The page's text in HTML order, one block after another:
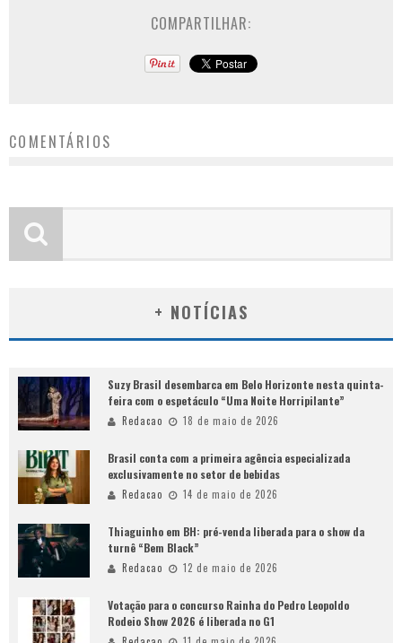
COMPARTILHAR:
COMENTÁRIOS
+ NOTÍCIAS
Suzy Brasil desembarca em Belo Horizonte nesta quinta-
feira com o espetáculo “Uma Noite Horripilante”
Redacao 18 de maio de 2026
Brasil conta com a primeira agência especializada
exclusivamente no setor de bebidas
Redacao 14 de maio de 2026
Thiaguinho em BH: pré-venda liberada para o show da
turnê “Bem Black”
Redacao 12 de maio de 2026
Votação para o concurso Rainha do Pedro Leopoldo
Rodeio Show 2026 é liberada no G1